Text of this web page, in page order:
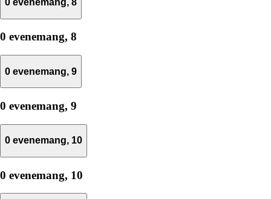
0 evenemang, 8
0 evenemang, 8
0 evenemang, 9
0 evenemang, 9
0 evenemang, 10
0 evenemang, 10